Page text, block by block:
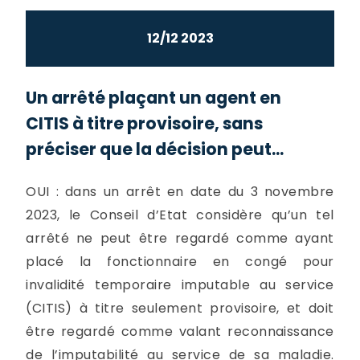
12/12 2023
Un arrêté plaçant un agent en
CITIS à titre provisoire, sans
préciser que la décision peut...
OUI : dans un arrêt en date du 3 novembre
2023, le Conseil d’Etat considère qu’un tel
arrêté ne peut être regardé comme ayant
placé la fonctionnaire en congé pour
invalidité temporaire imputable au service
(CITIS) à titre seulement provisoire, et doit
être regardé comme valant reconnaissance
de l’imputabilité au service de sa maladie.